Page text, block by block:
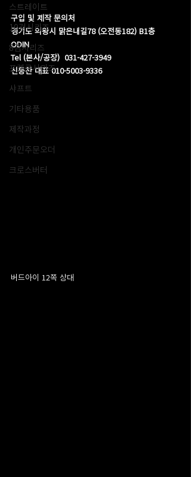
스트레이트
10검시리즈
8검시리즈
포켓큐시리즈
샤프트
기타용품
제작과정
개인주문오더
크로스버터
구입 및 제작 문의처
경기도 의왕시 맑은내길78 (오전동182) B1층
ODIN
Tel (본사/공장)  031-427-3949
신동찬 대표 010-5003-9336
버드아이 12쪽 상대